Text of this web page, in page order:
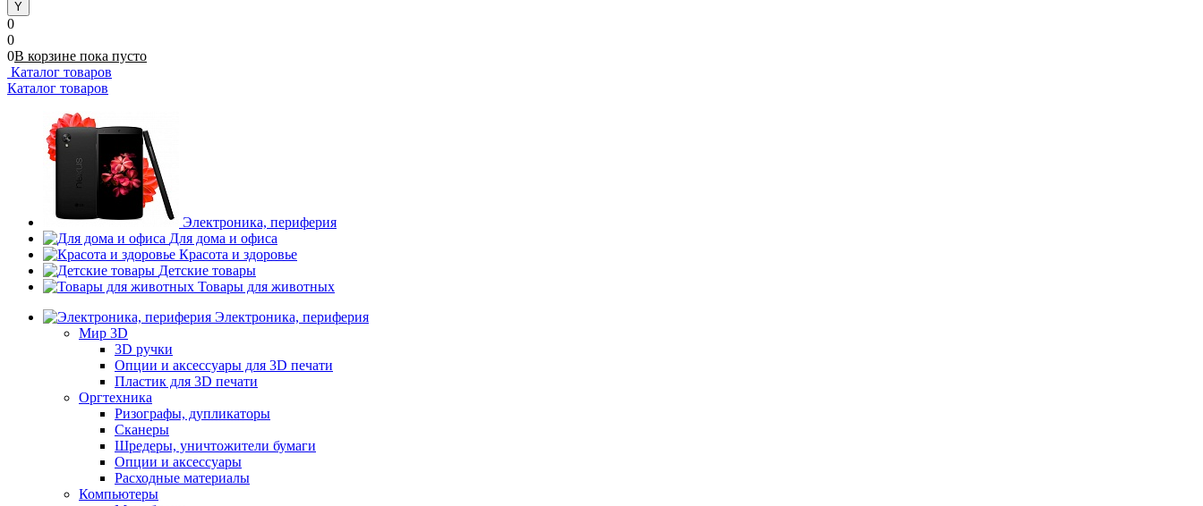
0
0
0В корзине пока пусто
Каталог товаров
Каталог товаров
Электроника, периферия
Для дома и офиса
Красота и здоровье
Детские товары
Товары для животных
Электроника, периферия
Мир 3D
3D ручки
Опции и аксессуары для 3D печати
Пластик для 3D печати
Оргтехника
Ризографы, дупликаторы
Сканеры
Шредеры, уничтожители бумаги
Опции и аксессуары
Расходные материалы
Компьютеры